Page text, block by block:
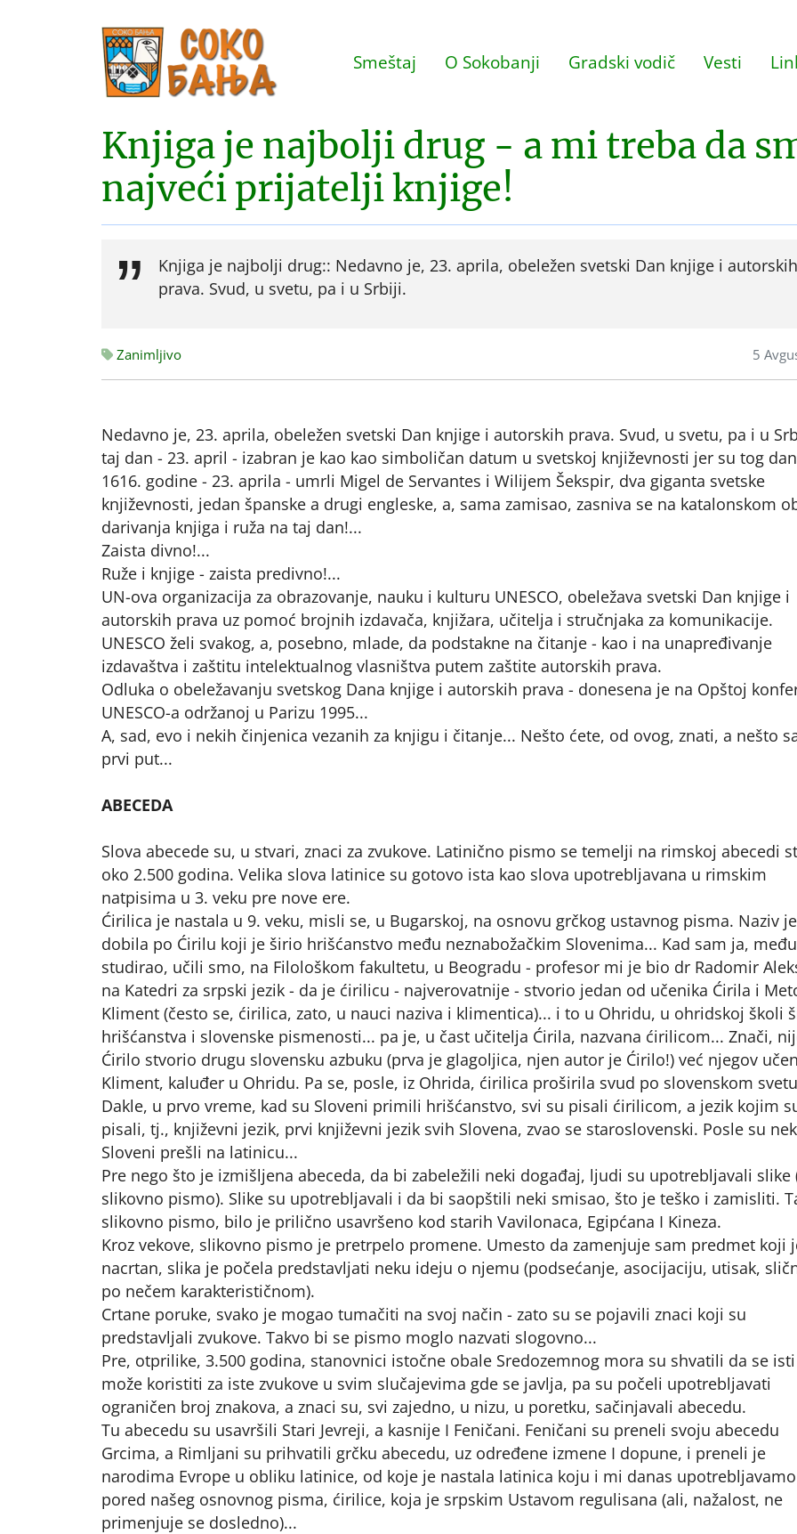
Smeštaj O Sokobanji Gradski vodič Vesti
Knjiga je najbolji drug - a mi treba da
najveći prijatelji knjige!
Knjiga je najbolji drug:: Nedavno je, 23. aprila, obeležen svetski Dan knjige i autorskih
prava. Svud, u svetu, pa i u Srbiji.
Zanimljivo 5
Nedavno je, 23. aprila, obeležen svetski Dan knjige i autorskih prava. Svud, u svetu, pa i u
taj dan - 23. april - izabran je kao kao simboličan datum u svetskoj književnosti jer su tog
1616. godine - 23. aprila - umrli Migel de Servantes i Wilijem Šekspir, dva giganta svetske
književnosti, jedan španske a drugi engleske, a, sama zamisao, zasniva se na katalonskom
darivanja knjiga i ruža na taj dan!...
Zaista divno!...
Ruže i knjige - zaista predivno!...
UN-ova organizacija za obrazovanje, nauku i kulturu UNESCO, obeležava svetski Dan knjige i
autorskih prava uz pomoć brojnih izdavača, knjižara, učitelja i stručnjaka za komunikacije.
UNESCO želi svakog, a, posebno, mlade, da podstakne na čitanje - kao i na unapređivanje
izdavaštva i zaštitu intelektualnog vlasništva putem zaštite autorskih prava.
Odluka o obeležavanju svetskog Dana knjige i autorskih prava - donesena je na Opštoj
UNESCO-a održanoj u Parizu 1995...
A, sad, evo i nekih činjenica vezanih za knjigu i čitanje... Nešto ćete, od ovog, znati, a nešto
prvi put...
ABECEDA
Slova abecede su, u stvari, znaci za zvukove. Latinično pismo se temelji na rimskoj abecedi
oko 2.500 godina. Velika slova latinice su gotovo ista kao slova upotrebljavana u rimskim
natpisima u 3. veku pre nove ere.
Ćirilica je nastala u 9. veku, misli se, u Bugarskoj, na osnovu grčkog ustavnog pisma. Naziv je
dobila po Ćirilu koji je širio hrišćanstvo među neznabožačkim Slovenima... Kad sam ja,
studirao, učili smo, na Filološkom fakultetu, u Beogradu - profesor mi je bio dr Radomir
na Katedri za srpski jezik - da je ćirilicu - najverovatnije - stvorio jedan od učenika Ćirila i
Kliment (često se, ćirilica, zato, u nauci naziva i klimentica)... i to u Ohridu, u ohridskoj školi
hrišćanstva i slovenske pismenosti... pa je, u čast učitelja Ćirila, nazvana ćirilicom... Znači,
Ćirilo stvorio drugu slovensku azbuku (prva je glagoljica, njen autor je Ćirilo!) već njegov
Kliment, kaluđer u Ohridu. Pa se, posle, iz Ohrida, ćirilica proširila svud po slovenskom
Dakle, u prvo vreme, kad su Sloveni primili hrišćanstvo, svi su pisali ćirilicom, a jezik kojim
pisali, tj., književni jezik, prvi književni jezik svih Slovena, zvao se staroslovenski. Posle su
Sloveni prešli na latinicu...
Pre nego što je izmišljena abeceda, da bi zabeležili neki događaj, ljudi su upotrebljavali slike
slikovno pismo). Slike su upotrebljavali i da bi saopštili neki smisao, što je teško i zamisliti.
slikovno pismo, bilo je prilično usavršeno kod starih Vavilonaca, Egipćana I Kineza.
Kroz vekove, slikovno pismo je pretrpelo promene. Umesto da zamenjuje sam predmet koji
nacrtan, slika je počela predstavljati neku ideju o njemu (podsećanje, asocijaciju, utisak,
po nečem karakterističnom).
Crtane poruke, svako je mogao tumačiti na svoj način - zato su se pojavili znaci koji su
predstavljali zvukove. Takvo bi se pismo moglo nazvati slogovno...
Pre, otprilike, 3.500 godina, stanovnici istočne obale Sredozemnog mora su shvatili da se
može koristiti za iste zvukove u svim slučajevima gde se javlja, pa su počeli upotrebljavati
ograničen broj znakova, a znaci su, svi zajedno, u nizu, u poretku, sačinjavali abecedu.
Tu abecedu su usavršili Stari Jevreji, a kasnije I Feničani. Feničani su preneli svoju abecedu
Grcima, a Rimljani su prihvatili grčku abecedu, uz određene izmene I dopune, i preneli je
narodima Evrope u obliku latinice, od koje je nastala latinica koju i mi danas
pored našeg osnovnog pisma, ćirilice, koja je srpskim Ustavom regulisana (ali, nažalost, ne
primenjuje se dosledno)...